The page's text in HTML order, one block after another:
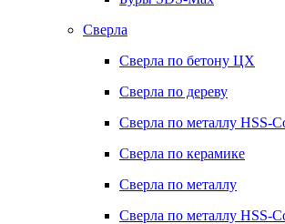
Сверла
Сверла по бетону ЦХ
Сверла по дереву
Сверла по металлу HSS-
Сверла по керамике
Сверла по металлу
Сверла по металлу HSS-